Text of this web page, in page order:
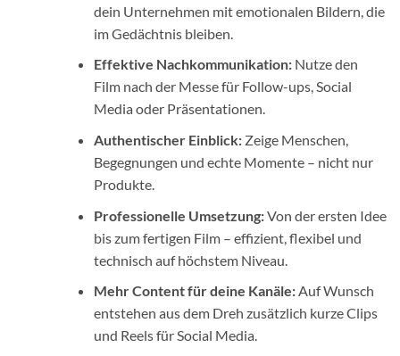
dein Unternehmen mit emotionalen Bildern, die
im Gedächtnis bleiben.
Effektive Nachkommunikation:Nutze den
Film nach der Messe für Follow-ups, Social
Media oder Präsentationen.
Authentischer Einblick:Zeige Menschen,
Begegnungen und echte Momente – nicht nur
Produkte.
Professionelle Umsetzung:Von der ersten Idee
bis zum fertigen Film – effizient, flexibel und
technisch auf höchstem Niveau.
Mehr Content für deine Kanäle:Auf Wunsch
entstehen aus dem Dreh zusätzlich kurze Clips
und Reels für Social Media.